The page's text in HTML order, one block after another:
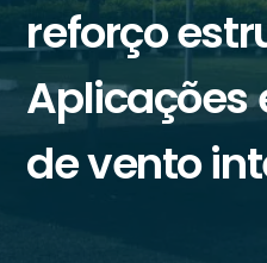
reforço
Aplicações
de vento